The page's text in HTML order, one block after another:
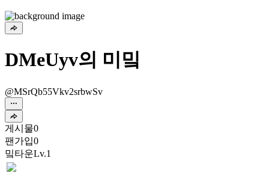
DMeUyv의 미밐
@MSrQb55Vkv2srbwSv
게시물0
팬가입0
밐타운Lv.1